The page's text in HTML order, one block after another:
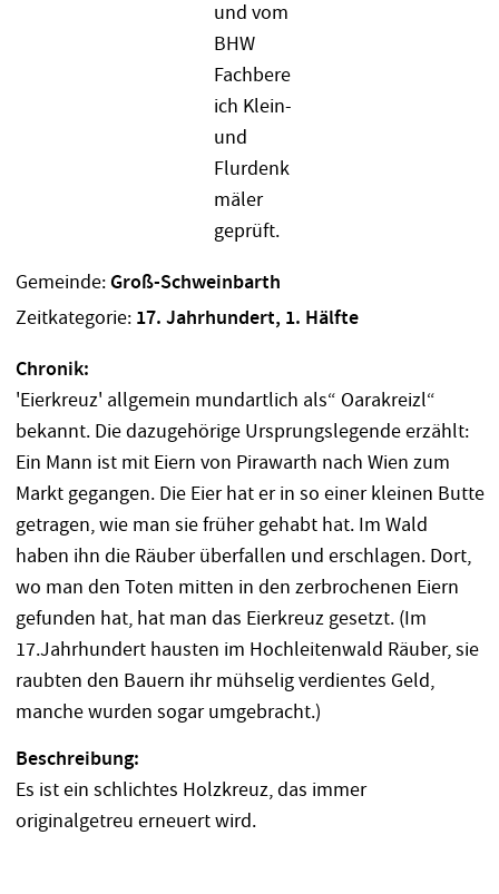
Gemeinde:Groß-Schweinbarth
Zeitkategorie: 17. Jahrhundert, 1. Hälfte
Chronik:
'Eierkreuz' allgemein mundartlich als“ Oarakreizl“
bekannt. Die dazugehörige Ursprungslegende erzählt:
Ein Mann ist mit Eiern von Pirawarth nach Wien zum
Markt gegangen. Die Eier hat er in so einer kleinen Butte
getragen, wie man sie früher gehabt hat. Im Wald
haben ihn die Räuber überfallen und erschlagen. Dort,
wo man den Toten mitten in den zerbrochenen Eiern
gefunden hat, hat man das Eierkreuz gesetzt. (Im
17.Jahrhundert hausten im Hochleitenwald Räuber, sie
raubten den Bauern ihr mühselig verdientes Geld,
manche wurden sogar umgebracht.)
Beschreibung:
Es ist ein schlichtes Holzkreuz, das immer
originalgetreu erneuert wird.